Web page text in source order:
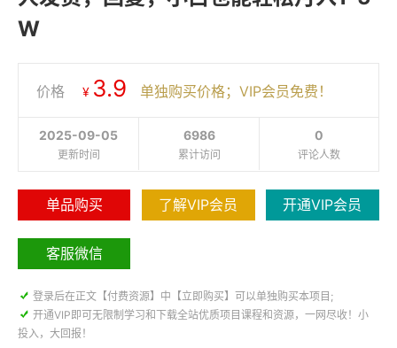
W
价格 ¥ 3.9 单独购买价格；VIP会员免费！
0
评论人数
6986
累计访问
2025-09-05
更新时间
单品购买 了解VIP会员 开通VIP会员
客服微信
 登录后在正文【付费资源】中【立即购买】可以单独购买本项目;
 开通VIP即可无限制学习和下载全站优质项目课程和资源，一网尽收！小
投入，大回报！